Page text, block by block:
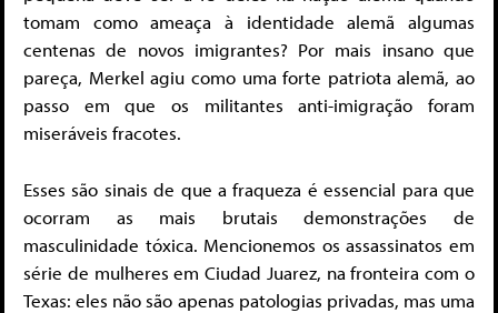
tomam como ameaça à identidade alemã algumas
centenas de novos imigrantes? Por mais insano que
pareça, Merkel agiu como uma forte patriota alemã, ao
passo em que os militantes anti-imigração foram
miseráveis fracotes.
Esses são sinais de que a fraqueza é essencial para que
ocorram as mais brutais demonstrações de
masculinidade tóxica. Mencionemos os assassinatos em
série de mulheres em Ciudad Juarez, na fronteira com o
Texas: eles não são apenas patologias privadas, mas uma